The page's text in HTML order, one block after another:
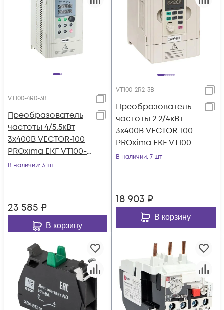
VT100-4R0-3B
Преобразователь
частоты 4/5.5кВт
3х400В VECTOR-100
PROxima EKF VT100-
4R0-3B
В наличии: 3 шт
23 585 ₽
В корзину
VT100-2R2-3B
Преобразователь
частоты 2.2/4кВт
3х400В VECTOR-100
PROxima EKF VT100-
2R2-3B
В наличии: 7 шт
18 903 ₽
В корзину